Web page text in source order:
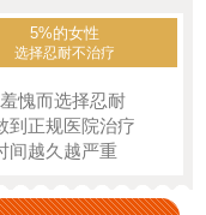
5%的女性
选择忍耐不治疗
愧而选择忍耐
到正规医院治疗
间越久越严重